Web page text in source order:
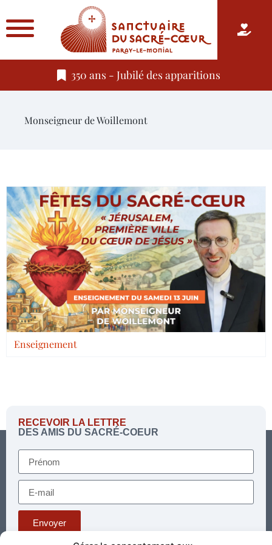
350 ans - Jubilé des apparitions
Monseigneur de Woillemont
Enseignement
RECEVOIR LA LETTRE
DES AMIS DU SACRÉ-COEUR
Envoyer